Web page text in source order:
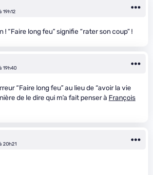
19h12
! “Faire long feu” signifie “rater son coup” !
19h40
“Faire long feu” au lieu de “avoir la vie
de le dire qui m’a fait penser à François
20h21